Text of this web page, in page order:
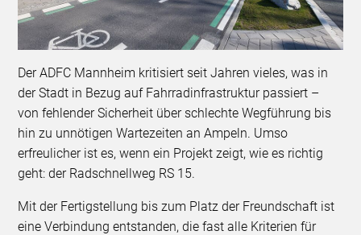
Der ADFC Mannheim kritisiert seit Jahren vieles, was in
der Stadt in Bezug auf Fahrradinfrastruktur passiert –
von fehlender Sicherheit über schlechte Wegführung bis
hin zu unnötigen Wartezeiten an Ampeln. Umso
erfreulicher ist es, wenn ein Projekt zeigt, wie es richtig
geht: der Radschnellweg RS 15.
Mit der Fertigstellung bis zum Platz der Freundschaft ist
eine Verbindung entstanden, die fast alle Kriterien für